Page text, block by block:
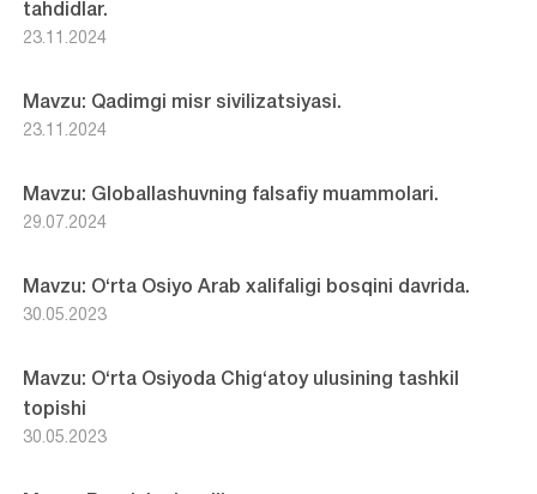
tahdidlar.
23.11.2024
Mavzu: Qadimgi misr sivilizatsiyasi.
23.11.2024
Mavzu: Globallashuvning falsafiy muammolari.
29.07.2024
Mavzu: O‘rta Osiyo Arab xalifaligi bosqini davrida.
30.05.2023
Mavzu: O‘rta Osiyoda Chig‘atoy ulusining tashkil
topishi
30.05.2023